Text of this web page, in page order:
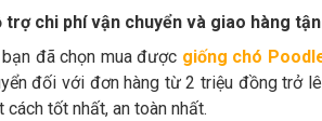
trợ chi phí vận chuyển và giao hàng
đã chọn mua được giống chó
đối với đơn hàng từ 2 triệu đồng trở
cách tốt nhất, an toàn nhất.